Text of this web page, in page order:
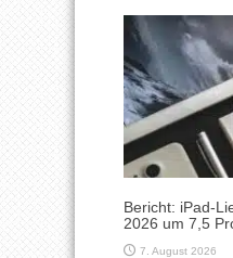
Bericht: iPad-
2026 um 7,5
7. August 2026